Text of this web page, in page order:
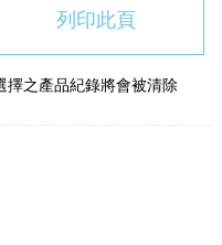
列印此頁
擇之產品紀錄將會被清除